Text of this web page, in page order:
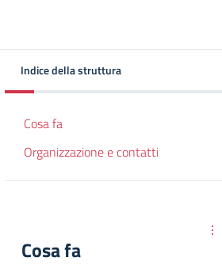
Indice della struttura
Cosa fa
Organizzazione e contatti
Cosa fa